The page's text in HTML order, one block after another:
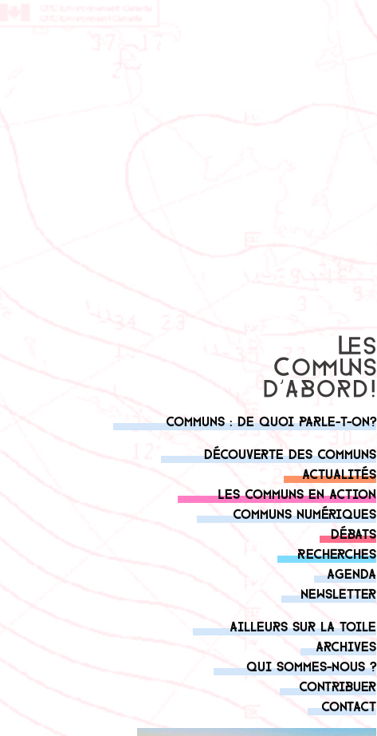
Communs : de quoi parle-t-on?
Découverte des communs
Actualités
Les communs en action
Communs numériques
Débats
Recherches
Agenda
Newsletter
Ailleurs sur la toile
Archives
Qui sommes-nous ?
Contribuer
Contact